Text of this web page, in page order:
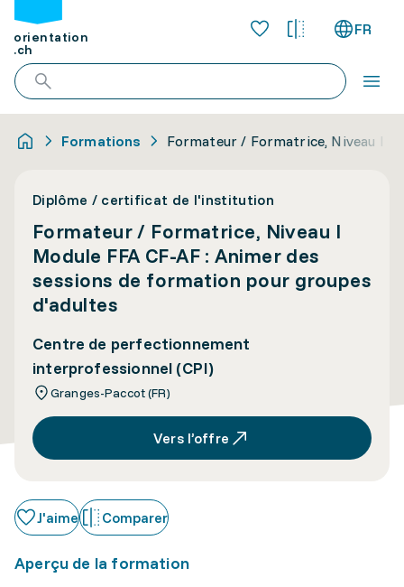
orientation
.ch
FR
Formations Formateur / Formatrice, Niveau I
Diplôme / certificat de l'institution
Formateur / Formatrice, Niveau I
Module FFA CF-AF : Animer des
sessions de formation pour groupes
d'adultes
Centre de perfectionnement
interprofessionnel (CPI)
Granges-Paccot (FR)
Vers l’offre
J'aime Comparer
Aperçu de la formation